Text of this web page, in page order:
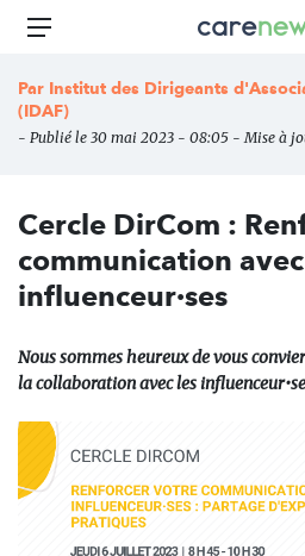
Aller
principal
Carenews,
média
acteurs
Menu
Par Institut des Dirigeants
(IDAF)
- Publié le 30 mai 2023 - 08:05 - Mise à
Cercle DirCom :
communication
influenceur·ses
Nous sommes heureux de vous
la collaboration avec les